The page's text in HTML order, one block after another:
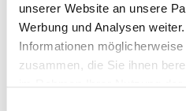
unserer Website an unsere
Werbung und Analysen
Informationen
zusammen, die Sie ihnen
Das Thema Mediennutzung und -
erziehung steht im Mittelpunkt
Veranstaltung am 23. Mai 2018.
und Jugendliche bei WhatsApp,